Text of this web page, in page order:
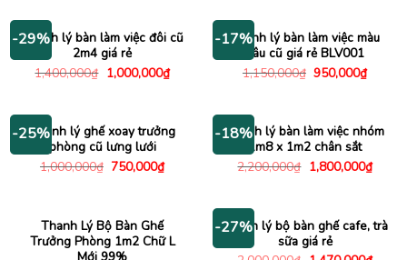
270,000₫.
-29%
Thanh lý bàn làm việc đôi cũ
2m4 giá rẻ
1,400,000₫ Giá
gốc
1,000,000₫Giá
hiện
1,000,000₫.
-17%
Thanh lý bàn làm việc màu
nâu cũ giá rẻ BLV001
1,150,000₫ Giá
950,000₫Giá
hiện
-25%Thanh lý ghế xoay trưởng
phòng cũ lưng lưới
1,000,000₫ Giá
750,000₫Giá
hiện
750,000₫.
-18%
Thanh lý bàn làm việc nhóm
1m8 x 1m2 chân sắt
2,200,000₫ Giá
gốc
1,800,000₫Giá
hiện
Thanh Lý Bộ Bàn Ghế
Trưởng Phòng 1m2 Chữ L
Mới 99%
-27%
Thanh lý bộ bàn ghế cafe, trà
sữa giá rẻ